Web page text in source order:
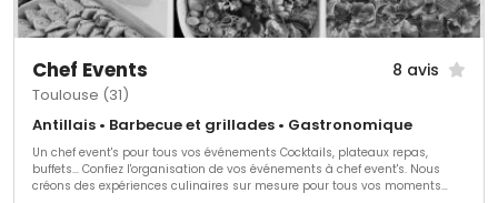
Chef Events 8 avis
Toulouse (31)
Antillais • Barbecue et grillades • Gastronomique
Un chef event's pour tous vos événements Cocktails, plateaux repas,
buffets... Confiez l'organisation de vos événements à chef event's. Nous
créons des expériences culinaires sur mesure pour tous vos moments